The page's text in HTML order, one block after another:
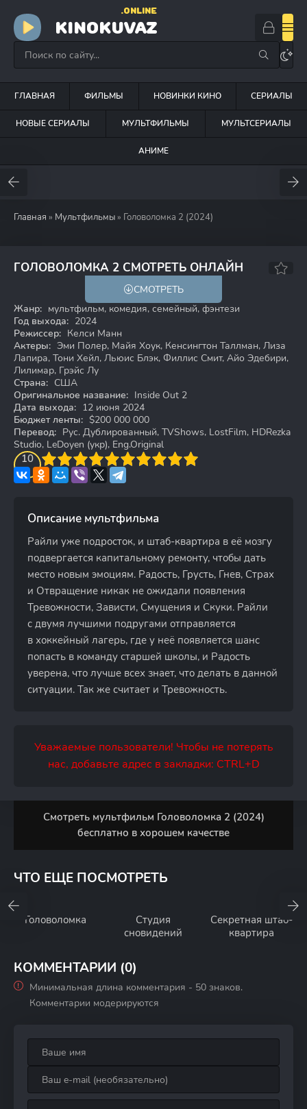
KINOKUVAZ
.ONLINE
ГЛАВНАЯ ФИЛЬМЫ НОВИНКИ КИНО СЕРИАЛЫ
НОВЫЕ СЕРИАЛЫ МУЛЬТФИЛЬМЫ МУЛЬТСЕРИАЛЫ
АНИМЕ
Главная » Мультфильмы » Головоломка 2 (2024)
ГОЛОВОЛОМКА 2 СМОТРЕТЬ ОНЛАЙН
7.7 7.5
СМОТРЕТЬ
Жанр: мультфильм, комедия, семейный, фэнтези
Год выхода: 2024
Режиссер: Келси Манн
Актеры: Эми Полер, Майя Хоук, Кенсингтон Таллман, Лиза
Лапира, Тони Хейл, Льюис Блэк, Филлис Смит, Айо Эдебири,
Лилимар, Грэйс Лу
Страна: США
Оригинальное название: Inside Out 2
Дата выхода: 12 июня 2024
Бюджет ленты: $200 000 000
Перевод: Рус. Дублированный, TVShows, LostFilm, HDRezka
Studio, LeDoyen (укр), Eng.Original
10
4 5 6 7 8 9 10
Описание мультфильма
Райли уже подросток, и штаб-квартира в её мозгу
подвергается капитальному ремонту, чтобы дать
место новым эмоциям. Радость, Грусть, Гнев, Страх
и Отвращение никак не ожидали появления
Тревожности, Зависти, Смущения и Скуки. Райли
с двумя лучшими подругами отправляется
в хоккейный лагерь, где у неё появляется шанс
попасть в команду старшей школы, и Радость
уверена, что лучше всех знает, что делать в данной
ситуации. Так же считает и Тревожность.
Уважаемые пользователи! Чтобы не потерять
нас, добавьте адрес в закладки: CTRL+D
Смотреть мультфильм Головоломка 2 (2024)
бесплатно в хорошем качестве
ЧТО ЕЩЕ ПОСМОТРЕТЬ
Головоломка
Студия
сновидений
Секретная штаб-
квартира
КОММЕНТАРИИ (0)
Минимальная длина комментария - 50 знаков.
Комментарии модерируются